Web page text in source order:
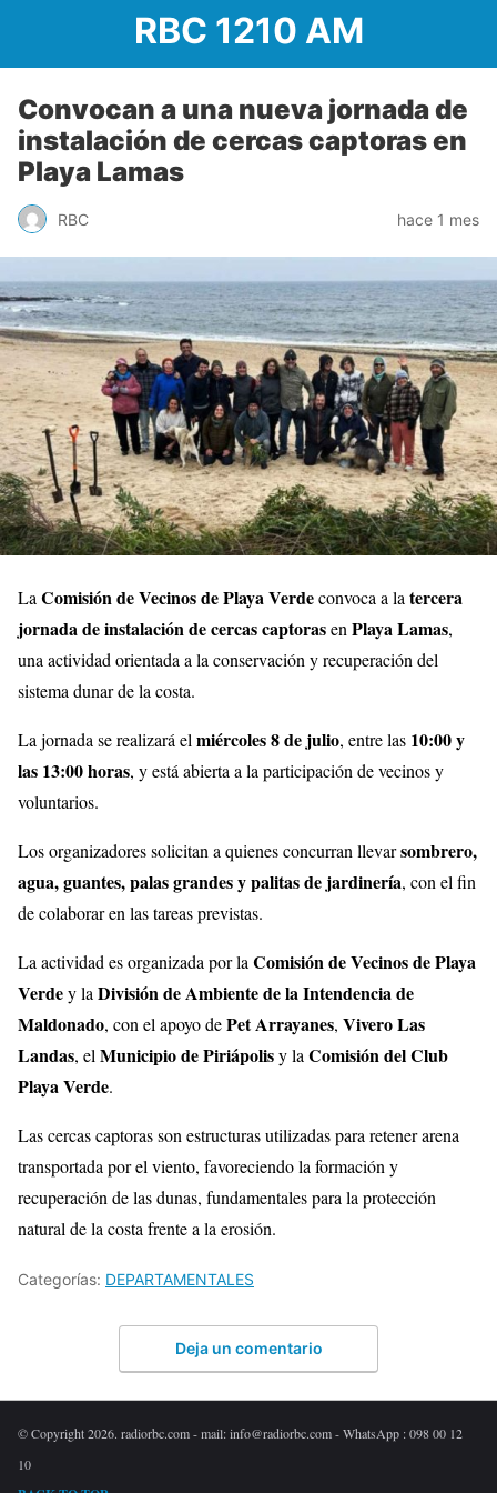
RBC 1210 AM
Convocan a una nueva jornada de
instalación de cercas captoras en
Playa Lamas
RBC hace 1 mes
La Comisión de Vecinos de Playa Verdeconvoca a la tercera
jornada de instalación de cercas captorasen Playa Lamas,
una actividad orientada a la conservación y recuperación del
sistema dunar de la costa.
La jornada se realizará el miércoles 8 de julio, entre las 10:00 y
las 13:00 horas, y está abierta a la participación de vecinos y
voluntarios.
Los organizadores solicitan a quienes concurran llevarsombrero,
agua, guantes, palas grandes y palitas de jardinería, con el fin
de colaborar en las tareas previstas.
La actividad es organizada por la Comisión de Vecinos de Playa
Verdey la División de Ambiente de la Intendencia de
Maldonado, con el apoyo dePet Arrayanes, Vivero Las
Landas, el Municipio de Piriápolisy la Comisión del Club
Playa Verde.
Las cercas captoras son estructuras utilizadas para retener arena
transportada por el viento, favoreciendo la formación y
recuperación de las dunas, fundamentales para la protección
natural de la costa frente a la erosión.
Categorías: DEPARTAMENTALES
Deja un comentario
© Copyright 2026. radiorbc.com - mail: info@radiorbc.com - WhatsApp : 098 00 12
10